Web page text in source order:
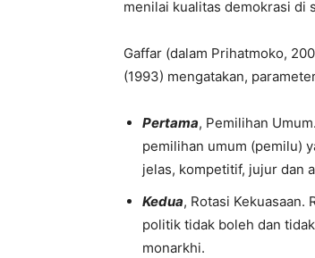
menilai kualitas demokrasi di
Gaffar (dalam Prihatmoko,
(1993) mengatakan,
Pertama, Pemilihan
pemilihan umum (pemilu)
jelas, kompetitif, jujur dan
Kedua, Rotasi Kekuasaan.
politik tidak boleh dan
monarkhi.